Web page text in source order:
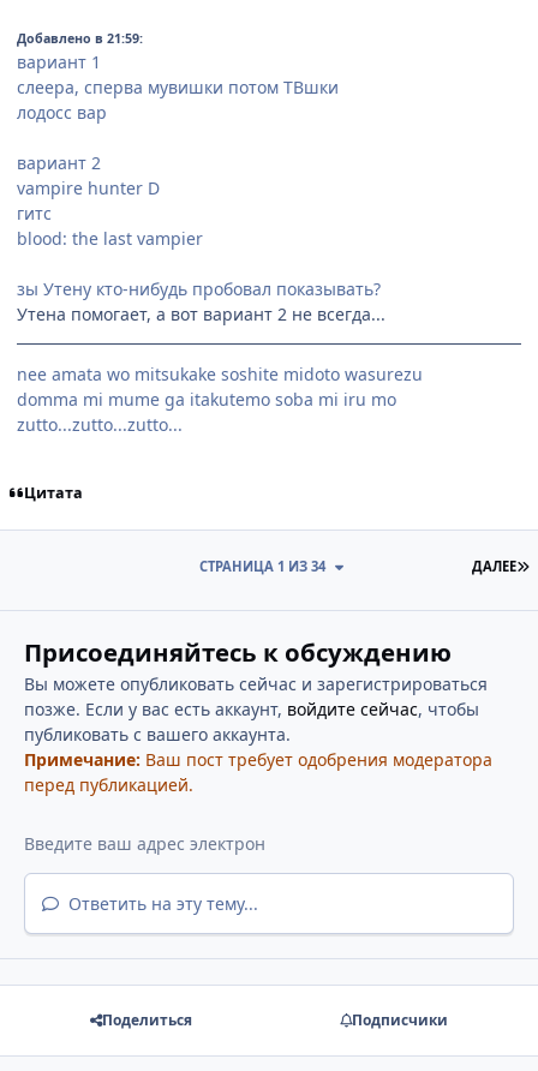
Добавлено в 21:59:
вариант 1
слеера, сперва мувишки потом ТВшки
лодосс вар
вариант 2
vampire hunter D
гитс
blood: the last vampier
зы Утену кто-нибудь пробовал показывать?
Утена помогает, а вот вариант 2 не всегда...
nee amata wo mitsukake soshite midoto wasurezu
domma mi mume ga itakutemo soba mi iru mo
zutto...zutto...zutto...
Цитата
ДАЛЕЕ
СТРАНИЦА 1 ИЗ 34
Присоединяйтесь к обсуждению
Вы можете опубликовать сейчас и зарегистрироваться
позже. Если у вас есть аккаунт, войдите сейчас, чтобы
публиковать с вашего аккаунта.
Примечание: Ваш пост требует одобрения модератора
перед публикацией.
Ответить на эту тему...
Поделиться Подписчики